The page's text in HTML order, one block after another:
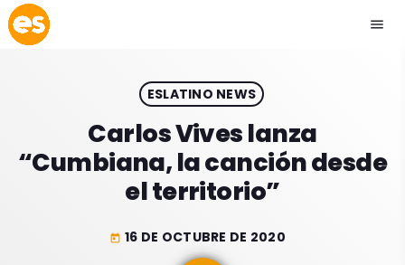
menu
EMISIÓN LA PAZ
play_arrow EMISIÓN COCHABAMBA
ESLATINO NEWS
Carlos Vives lanza
“Cumbiana, la canción desde
el territorio”
today 16 DE OCTUBRE DE 2020